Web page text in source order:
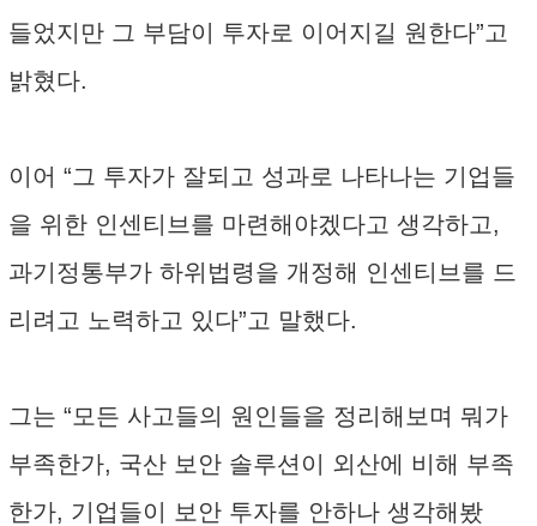
들었지만 그 부담이 투자로 이어지길 원한다”고
밝혔다.
이어 “그 투자가 잘되고 성과로 나타나는 기업들
을 위한 인센티브를 마련해야겠다고 생각하고,
과기정통부가 하위법령을 개정해 인센티브를 드
리려고 노력하고 있다”고 말했다.
그는 “모든 사고들의 원인들을 정리해보며 뭐가
부족한가, 국산 보안 솔루션이 외산에 비해 부족
한가, 기업들이 보안 투자를 안하나 생각해봤